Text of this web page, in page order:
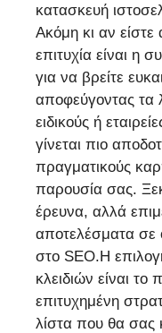
κατασκευή
Ακόμη κι αν είστε
επιτυχία είναι η
για να βρείτε
αποφεύγοντας τα
ειδικούς ή
γίνεται πιο
πραγματικούς
παρουσία σας.
έρευνα, αλλά
αποτελέσματα σε
στο SEO.Η
κλειδιών είναι
επιτυχημένη
λίστα που θα σας